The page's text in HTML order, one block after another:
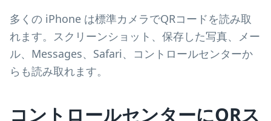
多くの iPhone は標準カメラでQRコードを読み取
れます。スクリーンショット、保存した写真、メー
ル、Messages、Safari、コントロールセンターか
らも読み取れます。
コントロールセンターにQRス